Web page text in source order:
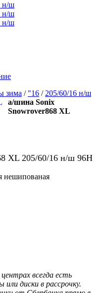
н/ш
н/ш
н/ш
зима / "16 / 205/60/16 н/ш
а/шина Sonix
Snowrover868 XL
XL 205/60/16 н/ш 96H
нешипованая
всегда есть
диски в рассрочку.